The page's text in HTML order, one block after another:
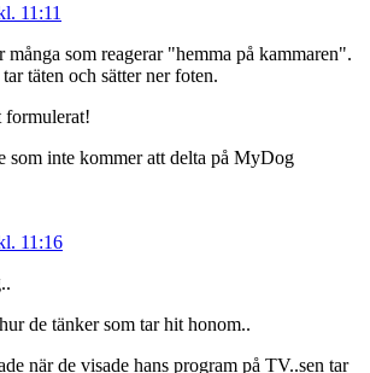
11:11
som reagerar "hemma på kammaren".
täten och sätter ner foten.
som inte kommer att delta på MyDog
11:16
de tänker som tar hit honom..
när de visade hans program på TV..sen tar